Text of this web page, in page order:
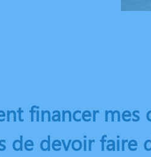
financer mes
de devoir faire